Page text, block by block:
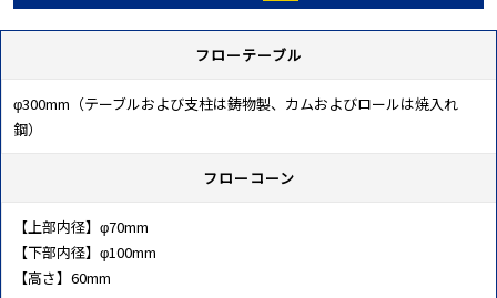
フローテーブル
φ300mm（テーブルおよび支柱は鋳物製、カムおよびロールは焼入れ
鋼）
フローコーン
【上部内径】φ70mm
【下部内径】φ100mm
【高さ】60mm